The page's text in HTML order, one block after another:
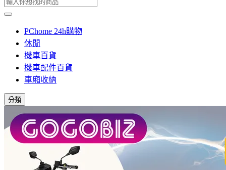
PChome 24h購物
休閒
機車百貨
機車配件百貨
車廂收納
分類